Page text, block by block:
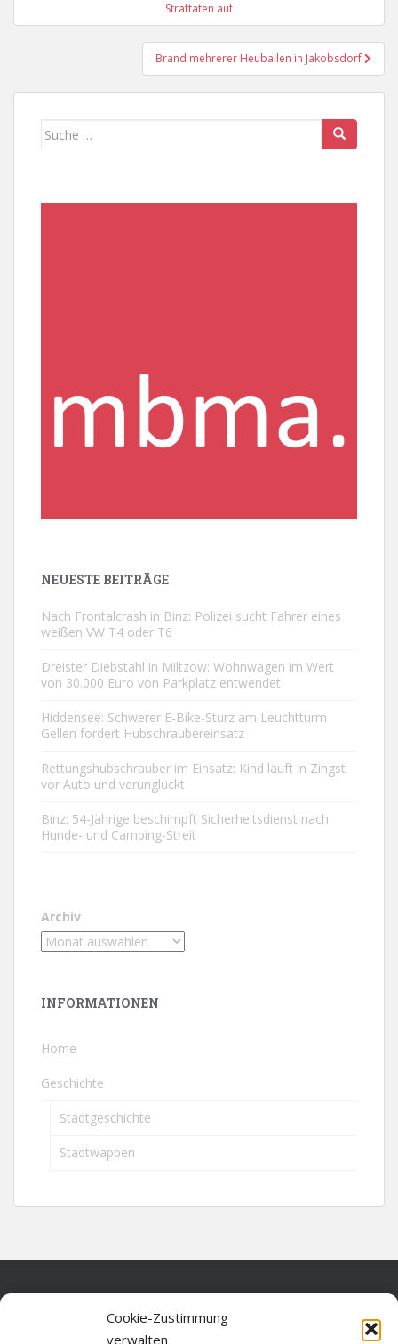
Cookie-Zustimmung
verwalten
Straftaten auf
Brand mehrerer Heuballen in Jakobsdorf
Suche
NEUESTE BEITRÄGE
Nach Frontalcrash in Binz: Polizei sucht Fahrer eines
weißen VW T4 oder T6
Dreister Diebstahl in Miltzow: Wohnwagen im Wert
von 30.000 Euro von Parkplatz entwendet
Hiddensee: Schwerer E-Bike-Sturz am Leuchtturm
Gellen fordert Hubschraubereinsatz
Rettungshubschrauber im Einsatz: Kind läuft in Zingst
vor Auto und verunglückt
Binz: 54-Jährige beschimpft Sicherheitsdienst nach
Hunde- und Camping-Streit
Archiv
INFORMATIONEN
Home
Geschichte
Stadtgeschichte
Stadtwappen